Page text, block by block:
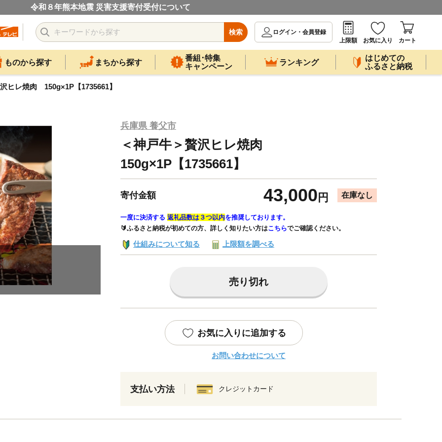
令和８年熊本地震 災害支援寄付受付について
検索
ログイン・会員登録
上限額
お気に入り カート
ものから探す まちから探す
番組･特集
キャンペーン
ランキング
はじめての
ふるさと納税
ヒレ焼肉 150g×1P【1735661】
兵庫県 養父市
＜神戸牛＞贅沢ヒレ焼肉
150g×1P【1735661】
寄付金額 43,000 円 在庫なし
一度に決済する 返礼品数は３つ以内を推奨しております。
🔰ふるさと納税が初めての方、詳しく知りたい方はこちらでご確認ください。
仕組みについて知る 上限額を調べる
売り切れ
お気に入りに追加する
お問い合わせについて
支払い方法 クレジットカード